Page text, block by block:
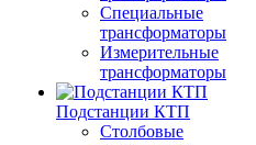
Специальные
трансформаторы
Измерительные
трансформаторы
Подстанции КТП
Столбовые